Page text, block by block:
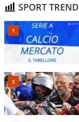
SPORT TREND